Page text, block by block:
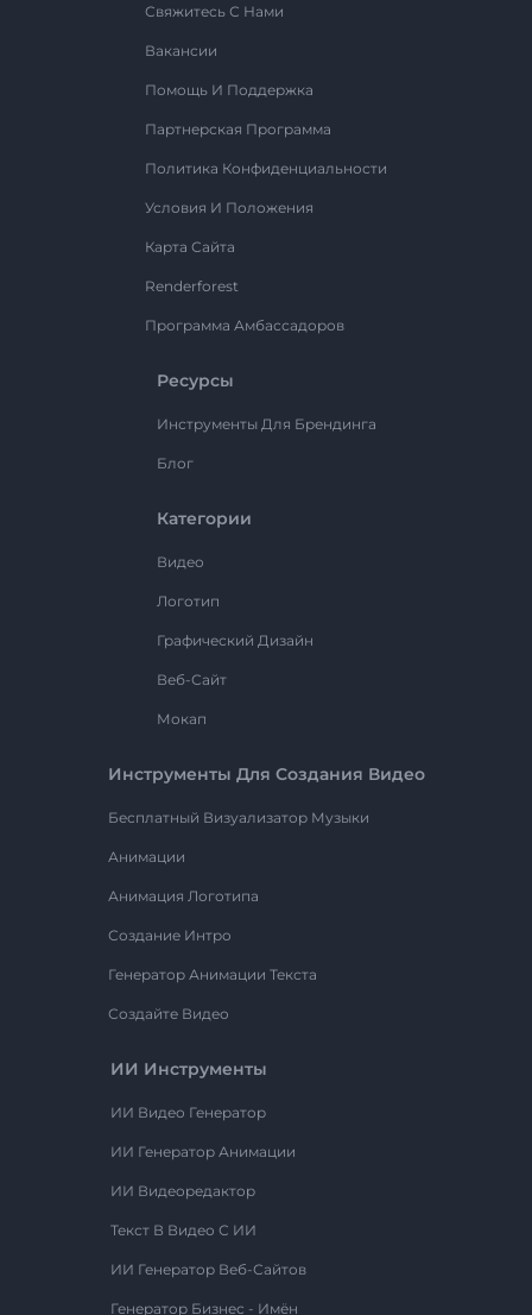
Свяжитесь С Нами
Вакансии
Помощь И Поддержка
Партнерская Программа
Политика Конфиденциальности
Условия И Положения
Карта Сайта
Renderforest
Программа Амбассадоров
Ресурсы
Инструменты Для Брендинга
Блог
Категории
Видео
Логотип
Графический Дизайн
Веб-Сайт
Мокап
Инструменты Для Создания Видео
Бесплатный Визуализатор Музыки
Анимации
Анимация Логотипа
Создание Интро
Генератор Анимации Текста
Создайте Видео
ИИ Инструменты
ИИ Видео Генератор
ИИ Генератор Анимации
ИИ Видеоредактор
Текст В Видео С ИИ
ИИ Генератор Веб-Сайтов
Генератор Бизнес - Имён